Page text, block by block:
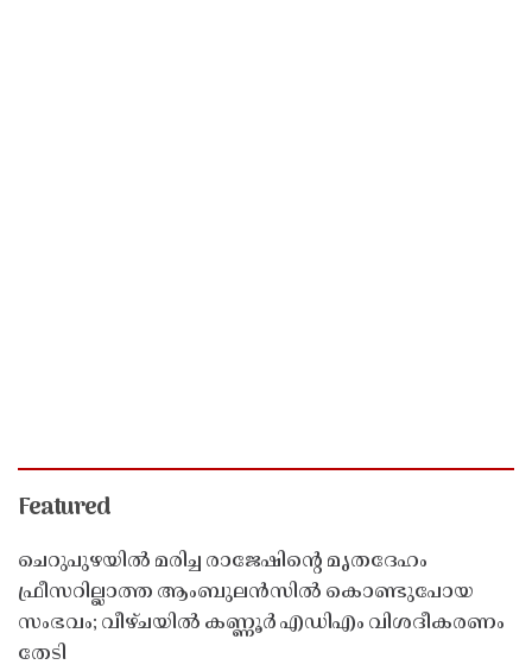
Featured
ചെറുപുഴയിൽ മരിച്ച രാജേഷിൻ്റെ മൃതദേഹം
ഫ്രീസറില്ലാത്ത ആംബുലൻസിൽ കൊണ്ടുപോയ
സംഭവം; വീഴ്ചയിൽ കണ്ണൂർ എഡിഎം വിശദീകരണം
തേടി